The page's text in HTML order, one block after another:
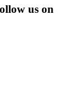
us on